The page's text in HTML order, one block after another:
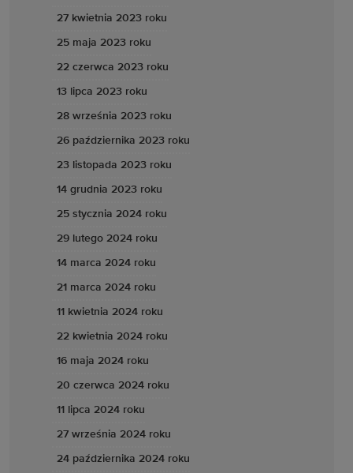
27 kwietnia 2023 roku
25 maja 2023 roku
22 czerwca 2023 roku
13 lipca 2023 roku
28 września 2023 roku
26 października 2023 roku
23 listopada 2023 roku
14 grudnia 2023 roku
25 stycznia 2024 roku
29 lutego 2024 roku
14 marca 2024 roku
21 marca 2024 roku
11 kwietnia 2024 roku
22 kwietnia 2024 roku
16 maja 2024 roku
20 czerwca 2024 roku
11 lipca 2024 roku
27 września 2024 roku
24 października 2024 roku